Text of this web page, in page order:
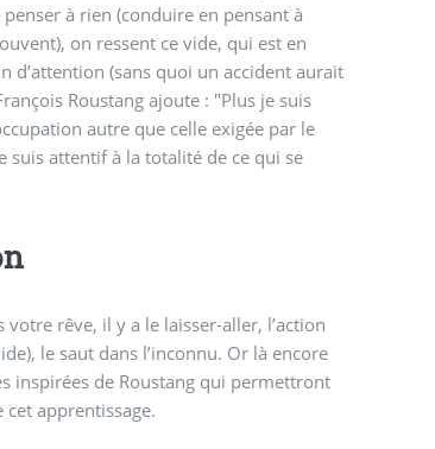
penser à rien (conduire en pensant à
on ressent ce vide, qui est en
d’attention (sans quoi un accident aurait
Roustang ajoute : "Plus je suis
autre que celle exigée par le
suis attentif à la totalité de ce qui se
votre rêve, il y a le laisser-aller, l’action
le saut dans l’inconnu. Or là encore
inspirées de Roustang qui permettront
cet apprentissage.